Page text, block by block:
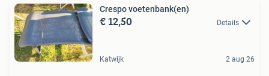
Crespo voetenbank(en)
€ 12,50 Details
Katwijk 2 aug 26